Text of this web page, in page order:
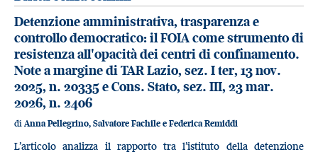
Detenzione amministrativa, trasparenza e
controllo democratico: il FOIA come strumento di
resistenza all'opacità dei centri di confinamento.
Note a margine di TAR Lazio, sez. I ter, 13 nov.
2025, n. 20335 e Cons. Stato, sez. III, 23 mar.
2026, n. 2406
di Anna Pellegrino, Salvatore Fachile e Federica Remiddi
L’articolo analizza il rapporto tra l’istituto della detenzione